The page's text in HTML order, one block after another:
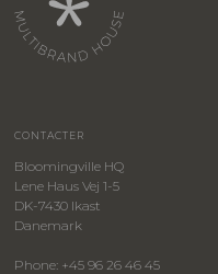
CONTACTER
Bloomingville HQ
Lene Haus Vej 1-5
DK-7430 Ikast
Danemark
Phone: +45 96 26 46 45